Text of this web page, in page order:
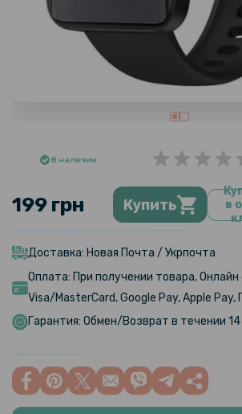
В наличии
199 грн Купить
в
Доставка: Новая Почта / Укрпочта
Оплата: При получении товара, Онлайн
Visa/MasterCard, Google Pay, Apple
Гарантия: Обмен/Возврат в течении